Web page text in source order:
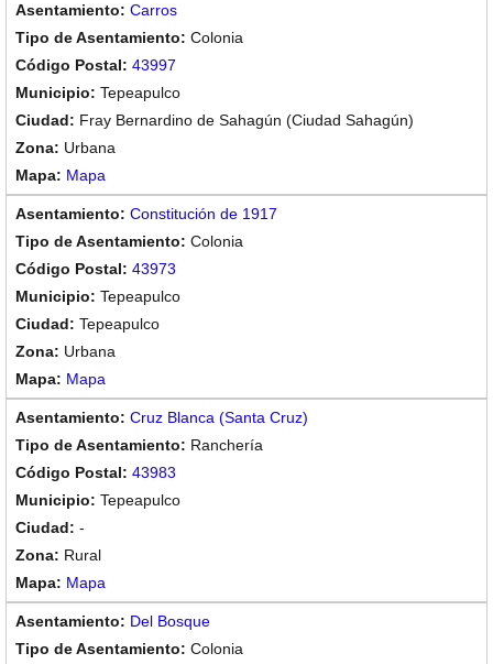
Carros
Colonia
43997
Tepeapulco
Fray Bernardino de Sahagún (Ciudad Sahagún)
Urbana
Mapa
Constitución de 1917
Colonia
43973
Tepeapulco
Tepeapulco
Urbana
Mapa
Cruz Blanca (Santa Cruz)
Ranchería
43983
Tepeapulco
-
Rural
Mapa
Del Bosque
Colonia